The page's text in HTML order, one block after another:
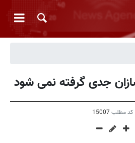
جدی گرفته نمی شود
کد مطلب 15007